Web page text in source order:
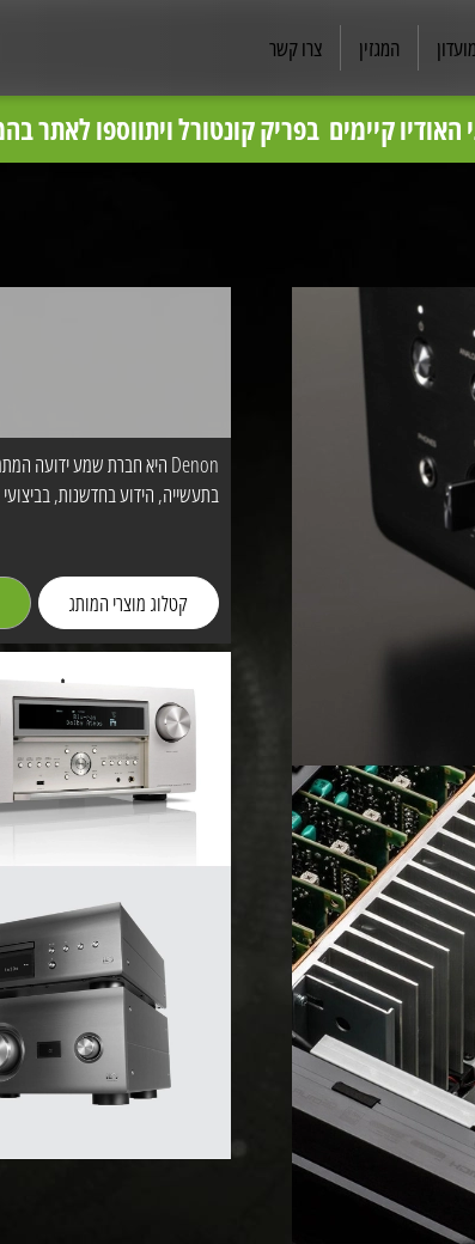
המגזין צרו קשר
פריק קונטרול
האודיו קיימים בפריק קונטורל ויתווספו לאתר
לקבלת מחיר תחרותי וייעוץ ללא
בס״ד
בתעשייה, הידוע בחדשנות,
קטלוג מוצרי המותג